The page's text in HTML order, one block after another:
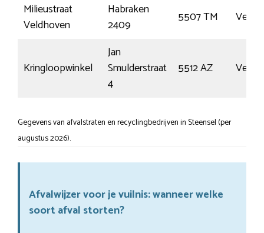
Milieustraat
Veldhoven
Habraken
2409
5507 TM
Kringloopwinkel
Jan
Smulderstraat
4
5512 AZ
Gegevens van afvalstraten en recyclingbedrijven in Steensel (per
augustus 2026).
Afvalwijzer voor je vuilnis: wanneer welke
soort afval storten?